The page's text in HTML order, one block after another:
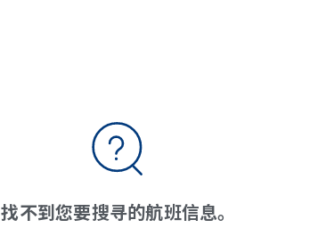
找不到您要搜寻的航班信息。